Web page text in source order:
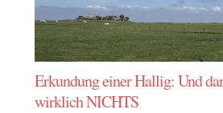
Erkundung einer Hallig: Und
wirklich NICHTS